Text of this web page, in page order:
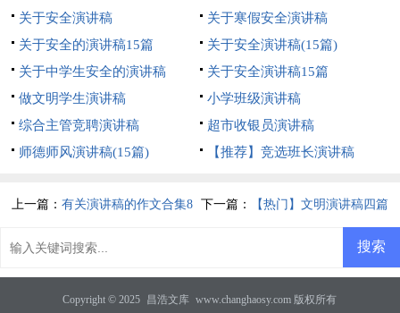
关于安全演讲稿
关于寒假安全演讲稿
关于安全的演讲稿15篇
关于安全演讲稿(15篇)
关于中学生安全的演讲稿
关于安全演讲稿15篇
做文明学生演讲稿
小学班级演讲稿
综合主管竞聘演讲稿
超市收银员演讲稿
师德师风演讲稿(15篇)
【推荐】竞选班长演讲稿
上一篇：有关演讲稿的作文合集8 下一篇： 【热门】文明演讲稿四篇
Copyright © 2025 昌浩文库 www.changhaosy.com 版权所有